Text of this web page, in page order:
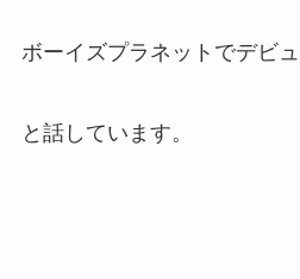
ボーイズプラネットでデビュ
と話しています。